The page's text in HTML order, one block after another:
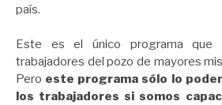
país.
Este es el único programa que
trabajadores del pozo de mayores
Pero este programa sólo lo
los trabajadores si somos